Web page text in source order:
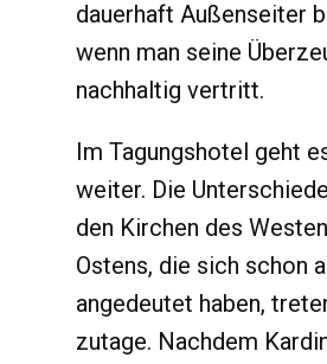
dauerhaft Außenseiter
wenn man seine
nachhaltig vertritt.
Im Tagungshotel geht
weiter. Die
den Kirchen des
Ostens, die sich schon
angedeutet haben,
zutage. Nachdem